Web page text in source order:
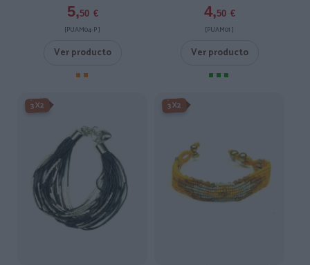
5,50 €
[PUAM04-P ]
Ver producto
4,50 €
[PUAM01 ]
Ver producto
-3X2%
3X2 -3X2%
3X2